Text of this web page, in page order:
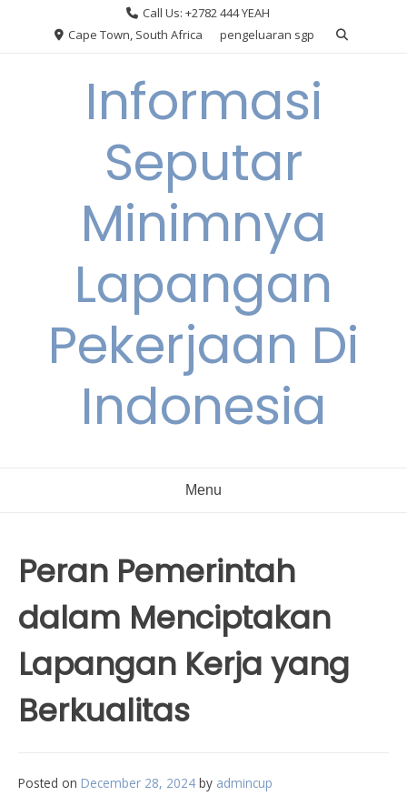
Call Us: +2782 444 YEAH
Cape Town, South Africa
pengeluaran sgp
Informasi
Seputar
Minimnya
Lapangan
Pekerjaan Di
Indonesia
Menu
Peran Pemerintah
dalam Menciptakan
Lapangan Kerja yang
Berkualitas
Posted on December 28, 2024 by admincup